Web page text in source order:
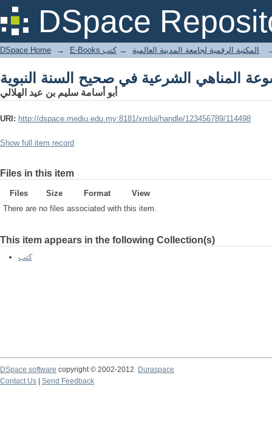
DSpace
المناهي الشرعية في صحيح السنة النبوية
DSpace Home → E-Books المكتبة الرقمية لجامعة المدينة العالمية → كتب
المناهي الشرعية في صحيح السنة النبوية
أبو أسامة سليم بن عيد الهلالي
URI: http://dspace.mediu.edu.my:8181/xmlui/handle/123456789/114498
Show full item record
Files in this item
Files Size Format
View
There are no files associated with this item.
This item appears in the following Collection(s)
كتب
DSpace software copyright © 2002-2012
Duraspace
Contact Us
Send Feedback